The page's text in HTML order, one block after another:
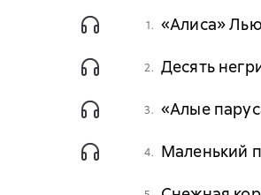
1. «Алиса»
2. Десять
3. «Алые
4. Маленький